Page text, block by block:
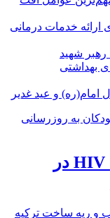
راهنمای مصرف داروهای HIV در